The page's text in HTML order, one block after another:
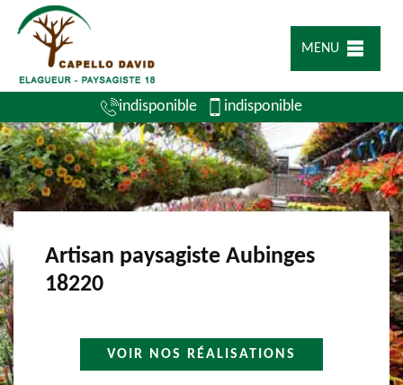
MENU
indisponible indisponible
Artisan paysagiste Aubinges
18220
VOIR NOS RÉALISATIONS